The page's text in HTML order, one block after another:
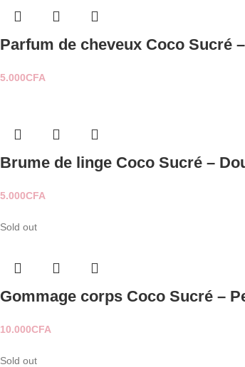
Parfum de cheveux Coco Sucré
5.000CFA
Brume de linge Coco Sucré –
5.000CFA
Sold out
Gommage corps Coco Sucré –
10.000CFA
Sold out